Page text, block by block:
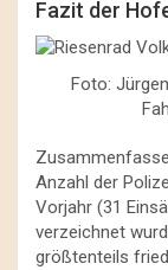
Fazit der
Foto:
Anzahl der
Vorjahr (31
verzeichnet
größtenteils